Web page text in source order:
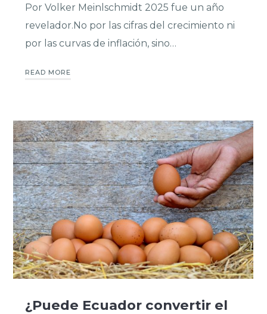
Por Volker Meinlschmidt 2025 fue un año
revelador.No por las cifras del crecimiento ni
por las curvas de inflación, sino…
READ MORE
¿Puede Ecuador convertir el